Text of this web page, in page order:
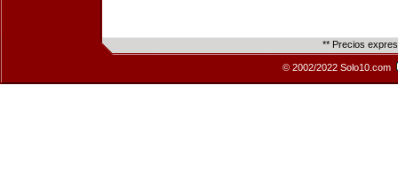
** Precios
© 2002/2022 Solo10.com